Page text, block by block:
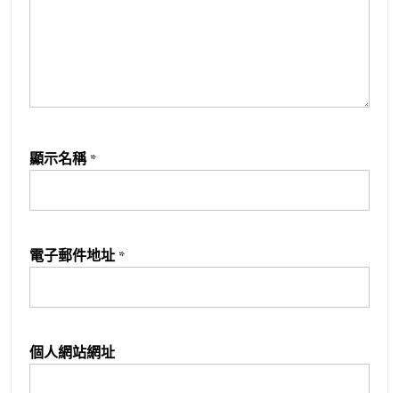
顯示名稱 *
電子郵件地址 *
個人網站網址